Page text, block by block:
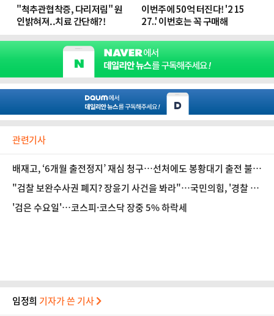
관련기사
배재고, ‘6개월 출전정지’ 재심 청구…선처에도 봉황대기 출전 불투
명?
"검찰 보완수사권 폐지? 장윤기 사건을 봐라"…국민의힘, '경찰 불
신론' 부각
'검은 수요일'…코스피·코스닥 장중 5% 하락세
임정희 기자가 쓴 기사